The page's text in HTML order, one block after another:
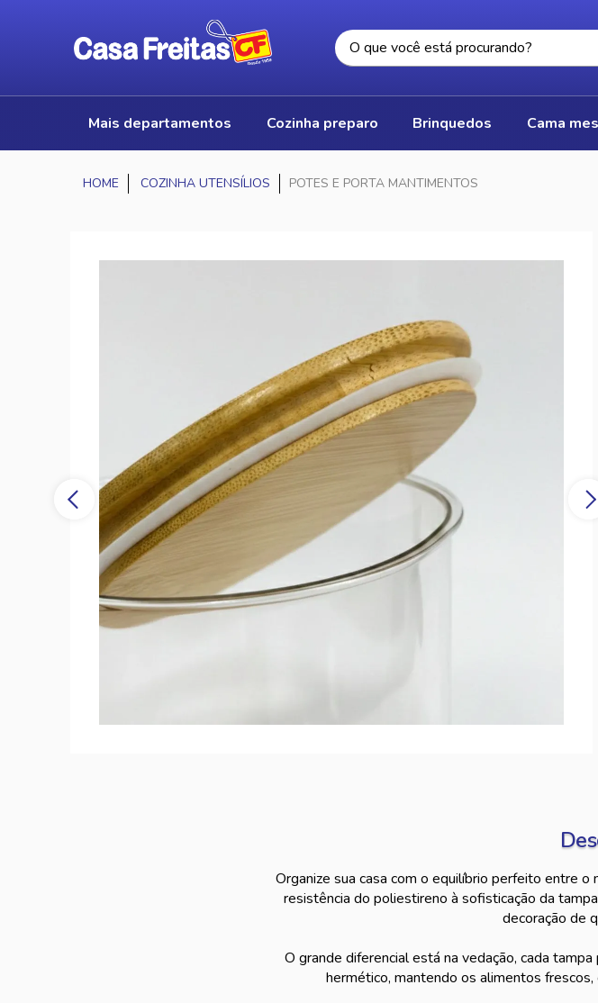
mais departamentos cozinha preparo brinquedos cama
COZINHA UTENSÍLIOS POTES E PORTA MANTIMENTOS
Organize sua casa com o equilíbrio perfeito entre
resistência do poliestireno à sofisticação da
decoração de
O grande diferencial está na vedação, cada
hermético, mantendo os alimentos